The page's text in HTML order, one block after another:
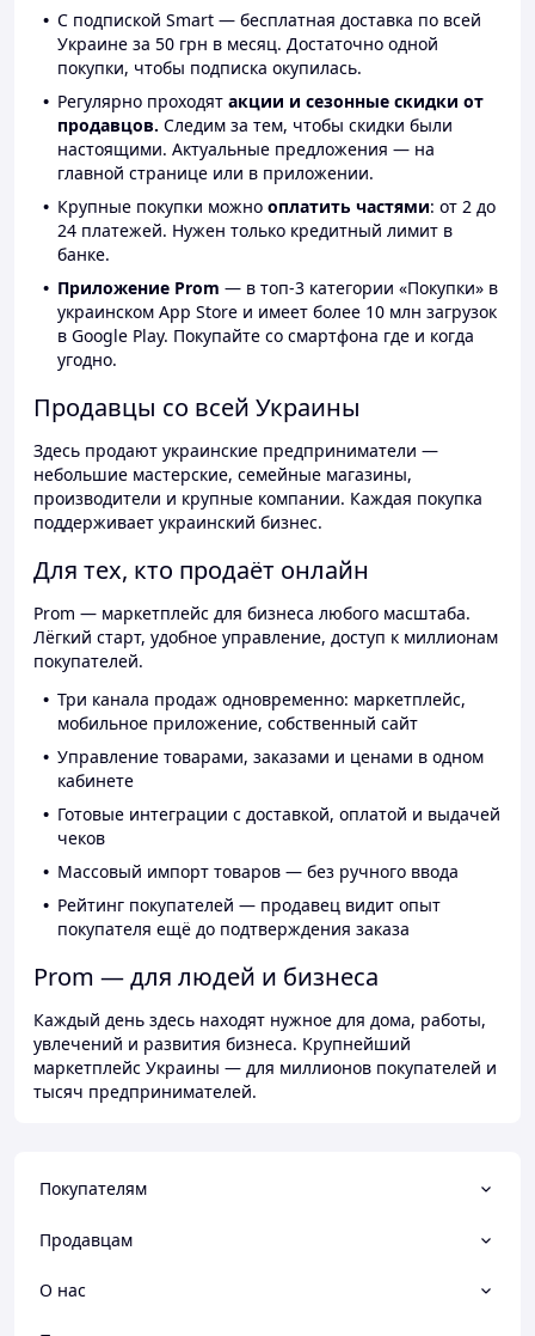
С подпиской Smart — бесплатная доставка по всей
Украине за 50 грн в месяц. Достаточно одной
покупки, чтобы подписка окупилась.
Регулярно проходят акции и сезонные скидки от
продавцов. Следим за тем, чтобы скидки были
настоящими. Актуальные предложения — на
главной странице или в приложении.
Крупные покупки можно оплатить частями: от 2 до
24 платежей. Нужен только кредитный лимит в
банке.
Приложение Prom — в топ-3 категории «Покупки» в
украинском App Store и имеет более 10 млн загрузок
в Google Play. Покупайте со смартфона где и когда
угодно.
Продавцы со всей Украины
Здесь продают украинские предприниматели —
небольшие мастерские, семейные магазины,
производители и крупные компании. Каждая покупка
поддерживает украинский бизнес.
Для тех, кто продаёт онлайн
Prom — маркетплейс для бизнеса любого масштаба.
Лёгкий старт, удобное управление, доступ к миллионам
покупателей.
Три канала продаж одновременно: маркетплейс,
мобильное приложение, собственный сайт
Управление товарами, заказами и ценами в одном
кабинете
Готовые интеграции с доставкой, оплатой и выдачей
чеков
Массовый импорт товаров — без ручного ввода
Рейтинг покупателей — продавец видит опыт
покупателя ещё до подтверждения заказа
Prom — для людей и бизнеса
Каждый день здесь находят нужное для дома, работы,
увлечений и развития бизнеса. Крупнейший
маркетплейс Украины — для миллионов покупателей и
тысяч предпринимателей.
Покупателям
Продавцам
О нас